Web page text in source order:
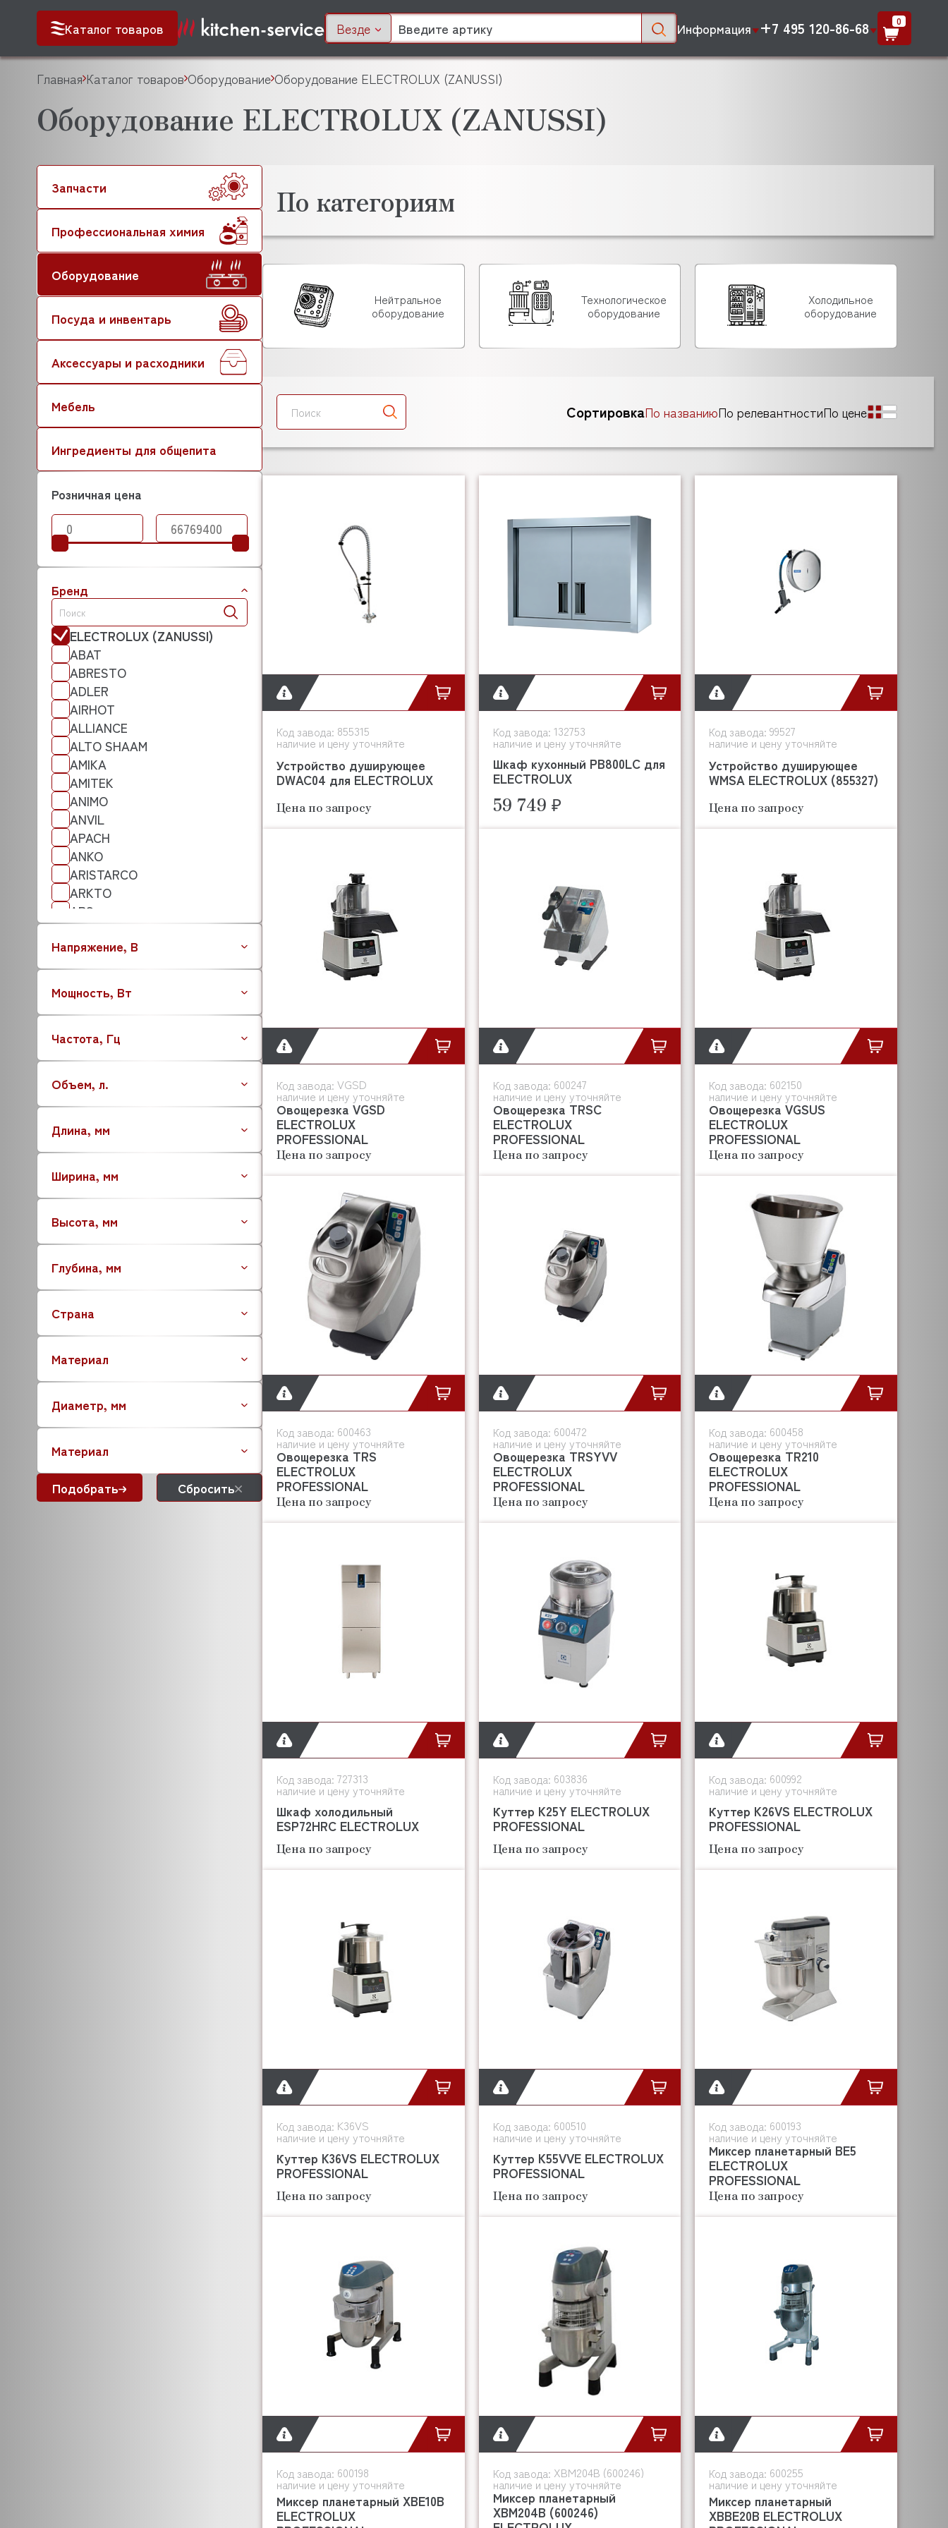
Каталог товаров Везде Информация +7 495 120-86-68 0
Главная Каталог товаров Оборудование Оборудование ELECTROLUX (ZANUSSI)
Оборудование ELECTROLUX (ZANUSSI)
Запчасти
Профессиональная химия
Оборудование
Посуда и инвентарь
Аксессуары и расходники
Мебель
Ингредиенты для общепита
Розничная цена
Бренд
ELECTROLUX (ZANUSSI)
ABAT
ABRESTO
ADLER
AIRHOT
ALLIANCE
ALTO SHAAM
AMIKA
AMITEK
ANIMO
ANVIL
APACH
ANKO
ARISTARCO
ARKTO
APS
ATA
ATESY (АТЕСИ)
ATOLLSPEED
BASSANINA
BEAR VARIMIXER
BECKERS
BERTOS
BESSERVACUUM
BAKEBERRY
BARBOSSA P.L.
BOKNI
BERKEL
BRAS
BRAVILOR BONAMAT
BREMA
BRITA
BRISKLY
CAB
CAMBRO
CANCAN
CAS
CASADIO
CARBOMA (Карбома)
CELME
CNIX
COOLEQ
COLDLINE
Напряжение, В
Мощность, Вт
Частота, Гц
Объем, л.
Длина, мм
Ширина, мм
Высота, мм
Глубина, мм
Страна
Материал
Диаметр, мм
Материал
Подобрать Сбросить
По категориям
Нейтральное
оборудование
Технологическое
оборудование
Холодильное
оборудование
СортировкаПо названиюПо релевантностиПо цене
Код завода: 855315
наличие и цену уточняйте
Устройство душирующее
DWAC04 для ELECTROLUX
Цена по запросу
Код завода: 132753
наличие и цену уточняйте
Шкаф кухонный PB800LC для
ELECTROLUX
59 749 ₽
Код завода:99527
наличие и цену уточняйте
Устройство душирующее
WMSA ELECTROLUX (855327)
Цена по запросу
Код завода: VGSD
наличие и цену уточняйте
Овощерезка VGSD
ELECTROLUX
PROFESSIONAL
Цена по запросу
Код завода: 600247
наличие и цену уточняйте
Овощерезка TRSC
ELECTROLUX
PROFESSIONAL
Цена по запросу
Код завода: 602150
наличие и цену уточняйте
Овощерезка VGSUS
ELECTROLUX
PROFESSIONAL
Цена по запросу
Код завода: 600463
наличие и цену уточняйте
Овощерезка TRS
ELECTROLUX
PROFESSIONAL
Цена по запросу
Код завода: 600472
наличие и цену уточняйте
Овощерезка TRSYVV
ELECTROLUX
PROFESSIONAL
Цена по запросу
Код завода: 600458
наличие и цену уточняйте
Овощерезка TR210
ELECTROLUX
PROFESSIONAL
Цена по запросу
Код завода: 727313
наличие и цену уточняйте
Шкаф холодильный
ESP72HRC ELECTROLUX
Цена по запросу
Код завода: 603836
наличие и цену уточняйте
Куттер K25Y ELECTROLUX
PROFESSIONAL
Цена по запросу
Код завода: 600992
наличие и цену уточняйте
Куттер K26VS ELECTROLUX
PROFESSIONAL
Цена по запросу
Код завода: K36VS
наличие и цену уточняйте
Куттер K36VS ELECTROLUX
PROFESSIONAL
Цена по запросу
Код завода: 600510
наличие и цену уточняйте
Куттер K55VVE ELECTROLUX
PROFESSIONAL
Цена по запросу
Код завода: 600193
наличие и цену уточняйте
Миксер планетарный BE5
ELECTROLUX
PROFESSIONAL
Цена по запросу
Код завода: 600198
наличие и цену уточняйте
Миксер планетарный XBE10B
ELECTROLUX
Код завода: XBM204B (600246)
наличие и цену уточняйте
Миксер планетарный
XBM204B (600246)
Код завода: 600255
наличие и цену уточняйте
Миксер планетарный
XBBE20B ELECTROLUX